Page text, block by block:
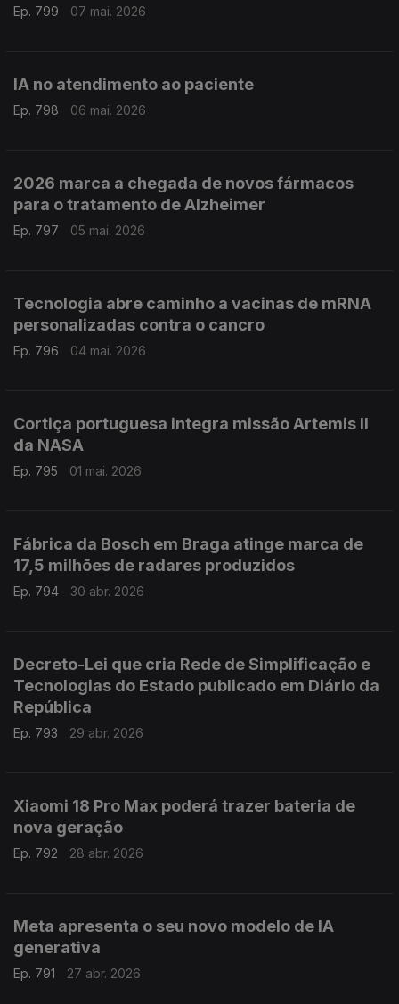
Ep. 799 07 mai. 2026
IA no atendimento ao paciente
Ep. 798 06 mai. 2026
2026 marca a chegada de novos fármacos
para o tratamento de Alzheimer
Ep. 797 05 mai. 2026
Tecnologia abre caminho a vacinas de mRNA
personalizadas contra o cancro
Ep. 796 04 mai. 2026
Cortiça portuguesa integra missão Artemis II
da NASA
Ep. 795 01 mai. 2026
Fábrica da Bosch em Braga atinge marca de
17,5 milhões de radares produzidos
Ep. 794 30 abr. 2026
Decreto-Lei que cria Rede de Simplificação e
Tecnologias do Estado publicado em Diário da
República
Ep. 793 29 abr. 2026
Xiaomi 18 Pro Max poderá trazer bateria de
nova geração
Ep. 792 28 abr. 2026
Meta apresenta o seu novo modelo de IA
generativa
Ep. 791 27 abr. 2026